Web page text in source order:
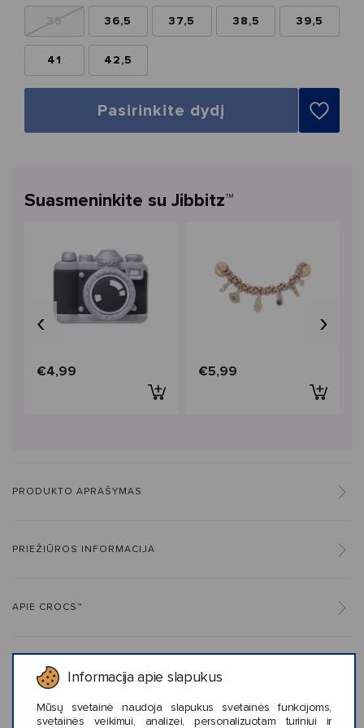
Informacija apie slapukus
Mūsų svetainė naudoja slapukus svetainės funkcijoms,
svetainės veikimui, analizei, personalizuotam turiniui ir
35 36,5 37,5 38,5 39,5
41 42,5
Pasirinkite dydį
Suasmeninkite su Jibbitz™
€4,99 €5,99
‹ ›
PRODUKTO APRAŠYMAS
PRIEŽIŪROS INFORMACIJA
APIE CROCS™
KLIENTŲ ATSILIEPIMAI (187)